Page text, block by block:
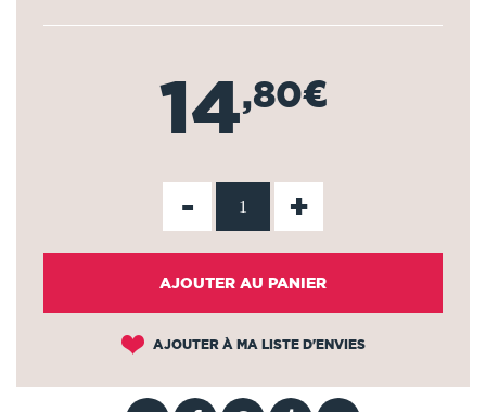
14,80€
- +
AJOUTER AU PANIER
AJOUTER À MA LISTE D'ENVIES